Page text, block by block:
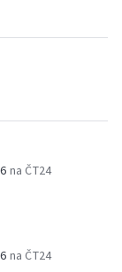
na ČT24
na ČT24